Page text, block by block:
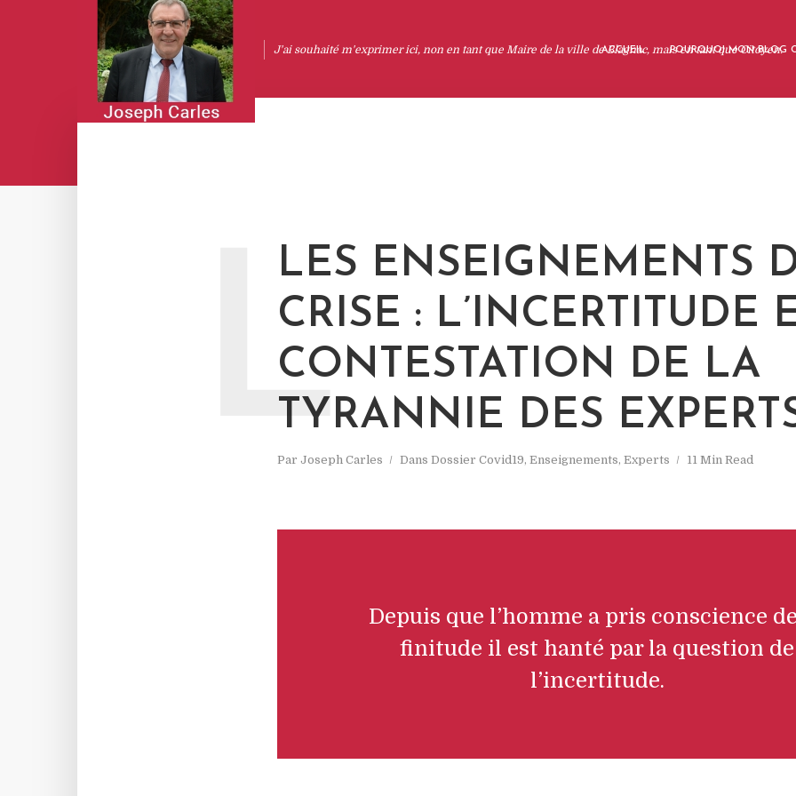
J'ai souhaité m'exprimer ici, non en tant que Maire de la ville de Blagnac, mais en tant que Citoyen.
ACCUEIL POURQUOI MON BLOG
LES ENSEIGNEMENTS
CRISE : L’INCERTITUDE
CONTESTATION DE LA
TYRANNIE DES
Par Joseph Carles Dans Dossier Covid19, Enseignements, Experts 11 Min Read
L
Depuis que l’homme a pris conscience
finitude il est hanté par la question de
l’incertitude.